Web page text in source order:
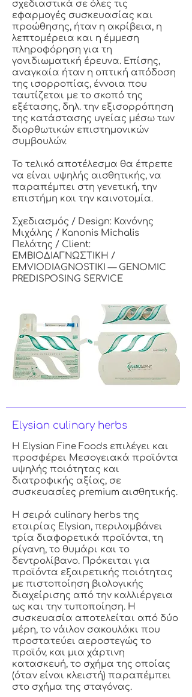
σχεδιαστικά σε όλες τις
εφαρμογές συσκευασίας και
προώθησης, ήταν η ακρίβεια, η
λεπτομέρεια και η έμμεση
πληροφόρηση για τη
γονιδιωματική έρευνα. Επίσης,
αναγκαία ήταν η οπτική απόδοση
της ισορροπίας, έννοια που
ταυτίζεται με το σκοπό της
εξέτασης, δηλ. την εξισορρόπηση
της κατάστασης υγείας μέσω των
διορθωτικών επιστημονικών
συμβουλών.
Το τελικό αποτέλεσμα θα έπρεπε
να είναι υψηλής αισθητικής, να
παραπέμπει στη γενετική, την
επιστήμη και την καινοτομία.
Σχεδιασμός / Design: Κανόνης
Μιχάλης / Kanonis Michalis
Πελάτης / Client:
ΕΜΒΙΟΔΙΑΓΝΩΣΤΙΚΗ /
ΕMVIODIAGNOSTIKI — GENOMIC
PREDISPOSING SERVICE
Η Elysian Fine Foods επιλέγει και
προσφέρει Μεσογειακά προϊόντα
υψηλής ποιότητας και
διατροφικής αξίας, σε
συσκευασίες premium αισθητικής.
Η σειρά culinary herbs της
εταιρίας Elysian, περιλαμβάνει
τρία διαφορετικά προϊόντα, τη
ρίγανη, το θυμάρι και το
δεντρολίβανο. Πρόκειται για
προϊόντα εξαιρετικής ποιότητας
με πιστοποίηση βιολογικής
διαχείρισης από την καλλιέργεια
ως και την τυποποίηση. Η
συσκευασία αποτελείται από δύο
μέρη, το νάιλον σακουλάκι που
προστατεύει αεροστεγώς το
προϊόν, και μια χάρτινη
κατασκευή, το σχήμα της οποίας
(όταν είναι κλειστή) παραπέμπει
στο σχήμα της σταγόνας.
Elysian culinary herbs